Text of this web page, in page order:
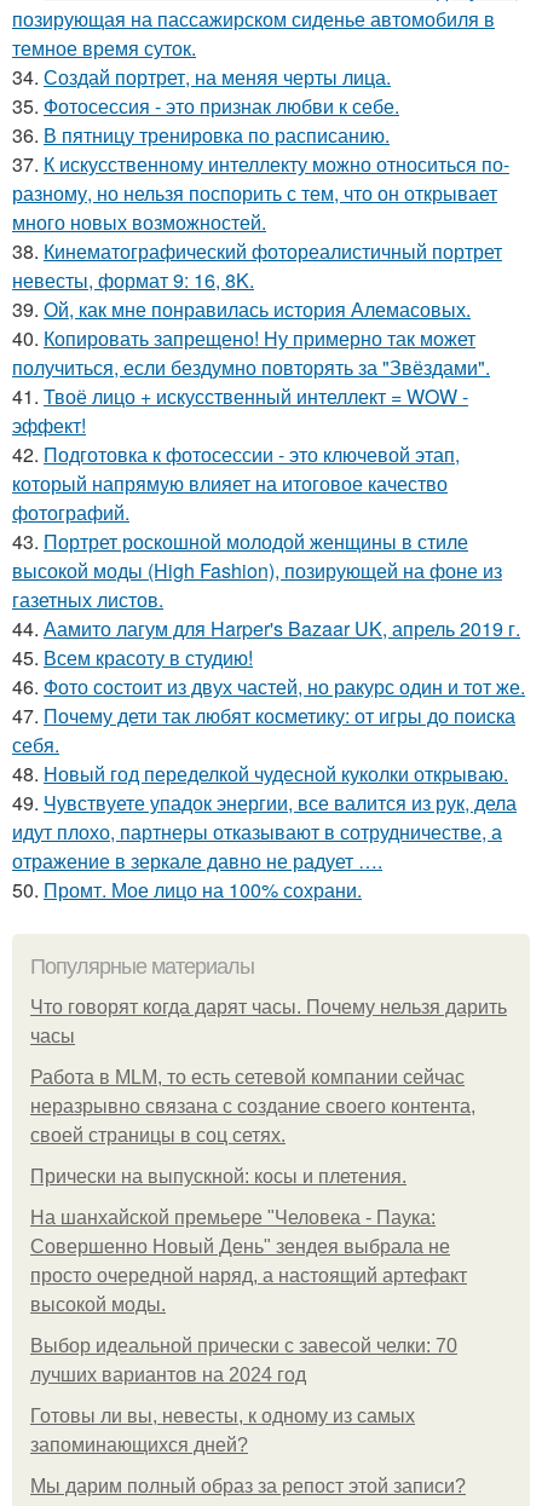
позирующая на пассажирском сиденье автомобиля в
темное время суток.
34. Создай портрет, на меняя черты лица.
35. Фотосессия - это признак любви к себе.
36. В пятницу тренировка по расписанию.
37. К искусственному интеллекту можно относиться по-
разному, но нельзя поспорить с тем, что он открывает
много новых возможностей.
38. Кинематографический фотореалистичный портрет
невесты, формат 9: 16, 8K.
39. Ой, как мне понравилась история Алемасовых.
40. Копировать запрещено! Ну примерно так может
получиться, если бездумно повторять за "Звёздами".
41. Твоё лицо + искусственный интеллект = WOW -
эффект!
42. Подготовка к фотосессии - это ключевой этап,
который напрямую влияет на итоговое качество
фотографий.
43. Портрет роскошной молодой женщины в стиле
высокой моды (High Fashion), позирующей на фоне из
газетных листов.
44. Аамито лагум для Harper's Bazaar UK, апрель 2019 г.
45. Всем красоту в студию!
46. Фото состоит из двух частей, но ракурс один и тот же.
47. Почему дети так любят косметику: от игры до поиска
себя.
48. Новый год переделкой чудесной куколки открываю.
49. Чувствуете упадок энергии, все валится из рук, дела
идут плохо, партнеры отказывают в сотрудничестве, а
отражение в зеркале давно не радует ….
50. Промт. Мое лицо на 100% сохрани.
Популярные материалы
Что говорят когда дарят часы. Почему нельзя дарить
часы
Работа в MLM, то есть сетевой компании сейчас
неразрывно связана с создание своего контента,
своей страницы в соц сетях.
Прически на выпускной: косы и плетения.
На шанхайской премьере "Человека - Паука:
Совершенно Новый День" зендея выбрала не
просто очередной наряд, а настоящий артефакт
высокой моды.
Выбор идеальной прически с завесой челки: 70
лучших вариантов на 2024 год
Готовы ли вы, невесты, к одному из самых
запоминающихся дней?
Мы дарим полный образ за репост этой записи?